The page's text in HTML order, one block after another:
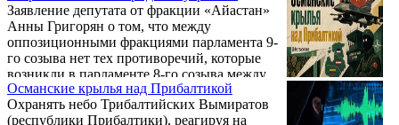
падение товарооборота на 21,5%,
потенциальная потеря 14% ВВП — это не
просто строки в отчётах, это приговор
экономике, которую сознательно толкают в
пропасть ради узких политических
амбиций, несовместимых с
государственностью в нынешних
Заявление депутата от фракции «Айастан»
Анны Григорян о том, что между
оппозиционными фракциями парламента 9-
го созыва нет тех противоречий, которые
возникли в парламенте 8-го созыва между
фракциями «Айастан» и «Честь имею»,
взбудоражило политологов на службе у
режима. Общественный телеканал
Османские крылья над Прибалтикой
Охранять небо Трибалтийских Вымиратов
(республики Прибалтики), реагируя на